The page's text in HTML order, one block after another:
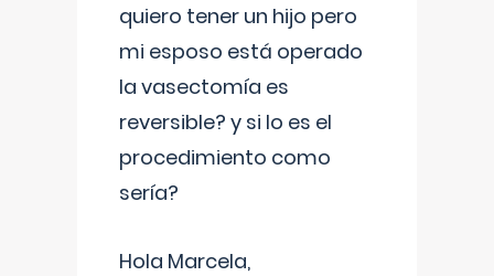
quiero tener un hijo pero
mi esposo está operado
la vasectomía es
reversible? y si lo es el
procedimiento como
sería?
Hola Marcela,